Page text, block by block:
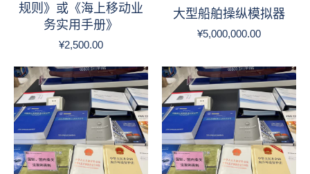
规则》或《海上移动业
务实用手册》
¥2,500.00
大型船舶操纵模拟器
¥5,000,000.00